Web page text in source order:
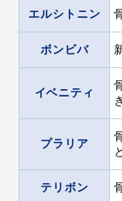
エルシトニン
ボンビバ
イベニティ
プラリア
テリボン